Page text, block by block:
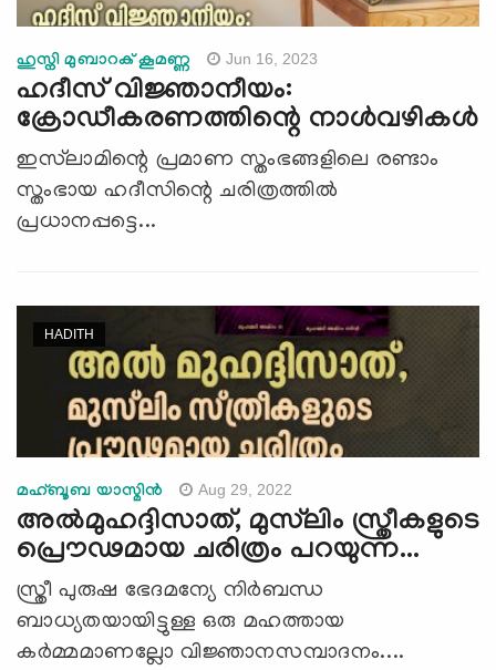
ഹുസ്നി മുബാറക് കൂമണ്ണ Jun 16, 2023
ഹദീസ് വിജ്ഞാനീയം:
ക്രോഡീകരണത്തിന്റെ നാൾവഴികൾ
ഇസ്‍ലാമിന്റെ പ്രമാണ സ്തംഭങ്ങളിലെ രണ്ടാം
സ്തംഭായ ഹദീസിന്റെ ചരിത്രത്തിൽ
പ്രധാനപ്പട്ടെ...
HADITH
മഹ്ബൂബ യാസ്മിൻ Aug 29, 2022
അൽമുഹദ്ദിസാത്, മുസ്‍ലിം സ്ത്രീകളുടെ
പ്രൌഢമായ ചരിത്രം പറയുന്ന...
സ്ത്രീ പുരുഷ ഭേദമന്യേ നിർബന്ധ
ബാധ്യതയായിട്ടുള്ള ഒരു മഹത്തായ
കർമ്മമാണല്ലോ വിജ്ഞാനസമ്പാദനം....